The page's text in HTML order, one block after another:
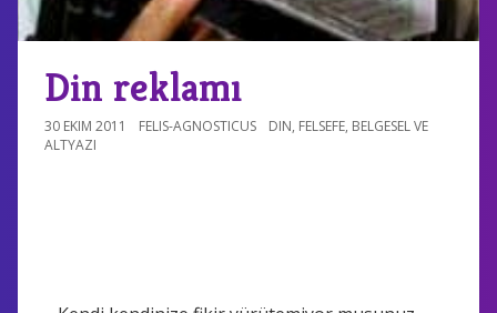
Din reklamı
30 EKIM 2011 FELIS-AGNOSTICUS DIN, FELSEFE, BELGESEL VE
ALTYAZI